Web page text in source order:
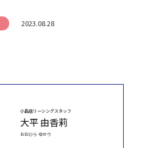
2023.08.28
小島店リーシングスタッフ
大平 由香莉
おおひら ゆかり